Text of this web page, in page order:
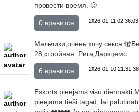
провести время. 🙄
0 нравится 2026-01-11 02:36:03
Мальчики,очень хочу
28,стройная. Рига,Дарзцемс.
6 нравится 2026-01-10 21:31:38
Eskorts pieejams visu diennakti
pieejama tieši tagad, lai